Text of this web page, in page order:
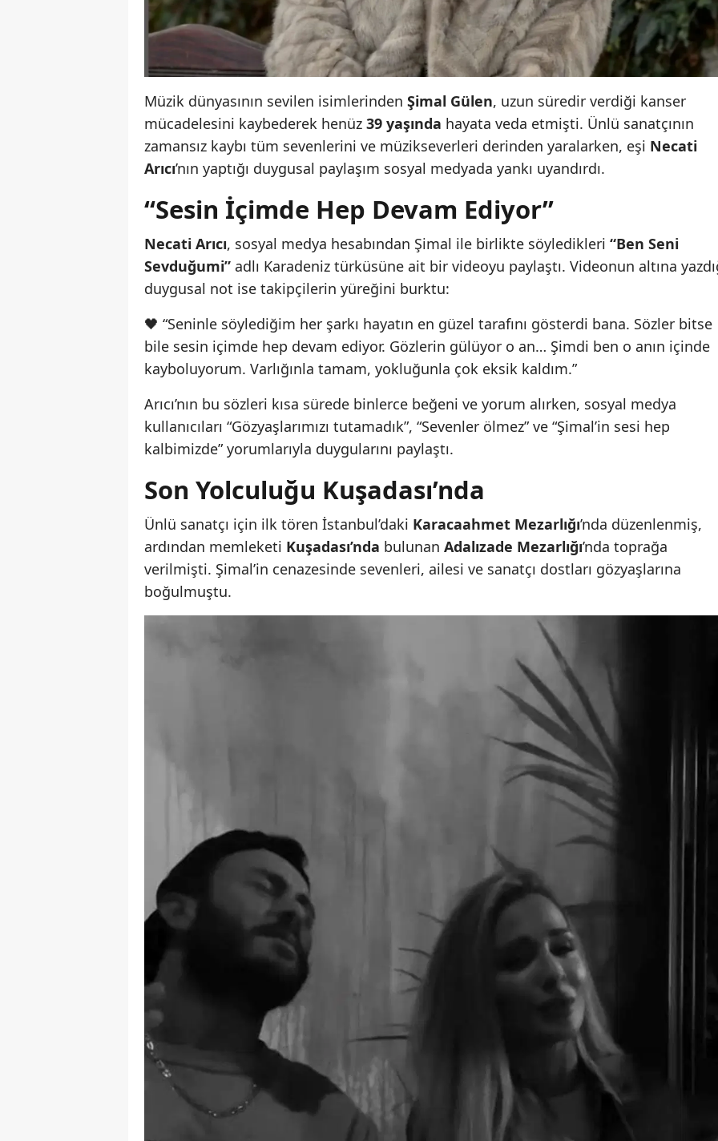
Müzik dünyasının sevilen isimlerinden Şimal Gülen, uzun süredir verdiği kanser
mücadelesini kaybederek henüz 39 yaşında hayata veda etmişti. Ünlü sanatçının
zamansız kaybı tüm sevenlerini ve müzikseverleri derinden yaralarken, eşi Necati
Arıcı’nın yaptığı duygusal paylaşım sosyal medyada yankı uyandırdı.
“Sesin İçimde Hep Devam Ediyor”
Necati Arıcı, sosyal medya hesabından Şimal ile birlikte söyledikleri “Ben Seni
Sevduğumi” adlı Karadeniz türküsüne ait bir videoyu paylaştı. Videonun altına
duygusal not ise takipçilerin yüreğini burktu:
🖤 “Seninle söylediğim her şarkı hayatın en güzel tarafını gösterdi bana. Sözler bitse
bile sesin içimde hep devam ediyor. Gözlerin gülüyor o an… Şimdi ben o anın içinde
kayboluyorum. Varlığınla tamam, yokluğunla çok eksik kaldım.”
Arıcı’nın bu sözleri kısa sürede binlerce beğeni ve yorum alırken, sosyal medya
kullanıcıları “Gözyaşlarımızı tutamadık”, “Sevenler ölmez” ve “Şimal’in sesi hep
kalbimizde” yorumlarıyla duygularını paylaştı.
Son Yolculuğu Kuşadası’nda
Ünlü sanatçı için ilk tören İstanbul’daki Karacaahmet Mezarlığı’nda düzenlenmiş,
ardından memleketi Kuşadası’nda bulunan Adalızade Mezarlığı’nda toprağa
verilmişti. Şimal’in cenazesinde sevenleri, ailesi ve sanatçı dostları gözyaşlarına
boğulmuştu.